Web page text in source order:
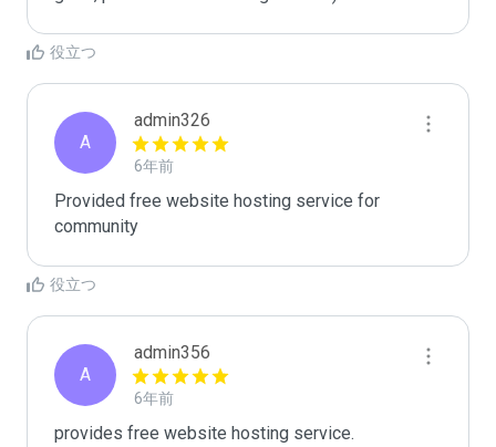
役立つ
A
admin326
6年前
Provided free website hosting service for
community
役立つ
A
admin356
6年前
provides free website hosting service.